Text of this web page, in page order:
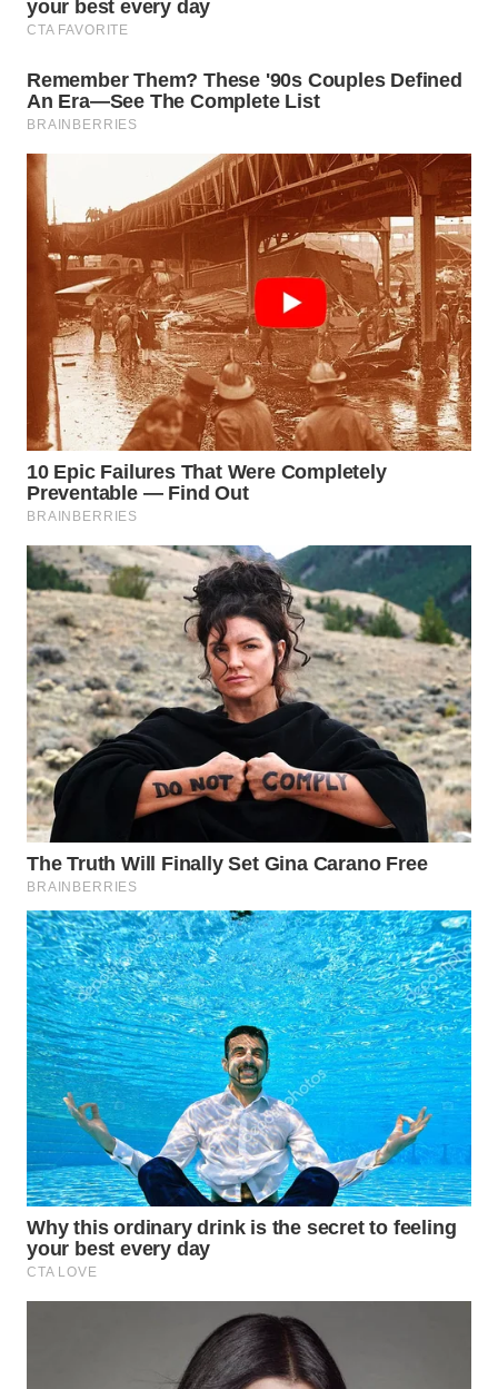
WN
LESUNG
WN
SIMALUNGUN
WN
LABUHANBATU
WN
TAPANULI
TENGAH
WN DELI
SERDANG
WN
TEBING
TINGGI
WN
PAKPAK
WN
KARAWANG
WN
BEKASI
WN
BOGOR
WN
DEPOK
WN
TAPANULI
UTARA
WN
SAMOSIR
WN
PADANG